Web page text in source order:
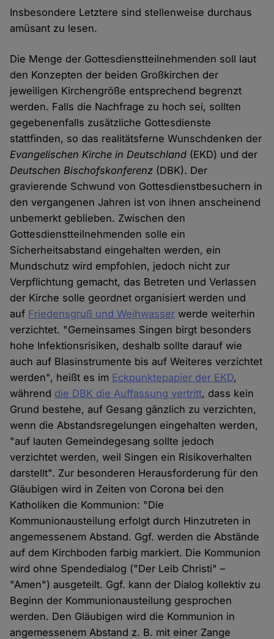
Insbesondere Letztere sind stellenweise durchaus
amüsant zu lesen.
Die Menge der Gottesdienstteilnehmenden soll laut
den Konzepten der beiden Großkirchen der
jeweiligen Kirchengröße entsprechend begrenzt
werden. Falls die Nachfrage zu hoch sei, sollten
gegebenenfalls zusätzliche Gottesdienste
stattfinden, so das realitätsferne Wunschdenken der
Evangelischen Kirche in Deutschland (EKD) und der
Deutschen Bischofskonferenz (DBK). Der
gravierende Schwund von Gottesdienstbesuchern in
den vergangenen Jahren ist von ihnen anscheinend
unbemerkt geblieben. Zwischen den
Gottesdienstteilnehmenden solle ein
Sicherheitsabstand eingehalten werden, ein
Mundschutz wird empfohlen, jedoch nicht zur
Verpflichtung gemacht, das Betreten und Verlassen
der Kirche solle geordnet organisiert werden und
auf Friedensgruß und Weihwasser werde weiterhin
verzichtet. "Gemeinsames Singen birgt besonders
hohe Infektionsrisiken, deshalb sollte darauf wie
auch auf Blasinstrumente bis auf Weiteres verzichtet
werden", heißt es im Eckpunktepapier der EKD,
während die DBK die Auffassung vertritt, dass kein
Grund bestehe, auf Gesang gänzlich zu verzichten,
wenn die Abstandsregelungen eingehalten werden,
"auf lauten Gemeindegesang sollte jedoch
verzichtet werden, weil Singen ein Risikoverhalten
darstellt". Zur besonderen Herausforderung für den
Gläubigen wird in Zeiten von Corona bei den
Katholiken die Kommunion: "Die
Kommunionausteilung erfolgt durch Hinzutreten in
angemessenem Abstand. Ggf. werden die Abstände
auf dem Kirchboden farbig markiert. Die Kommunion
wird ohne Spendedialog ("Der Leib Christi" –
"Amen") ausgeteilt. Ggf. kann der Dialog kollektiv zu
Beginn der Kommunionausteilung gesprochen
werden. Den Gläubigen wird die Kommunion in
angemessenem Abstand z. B. mit einer Zange